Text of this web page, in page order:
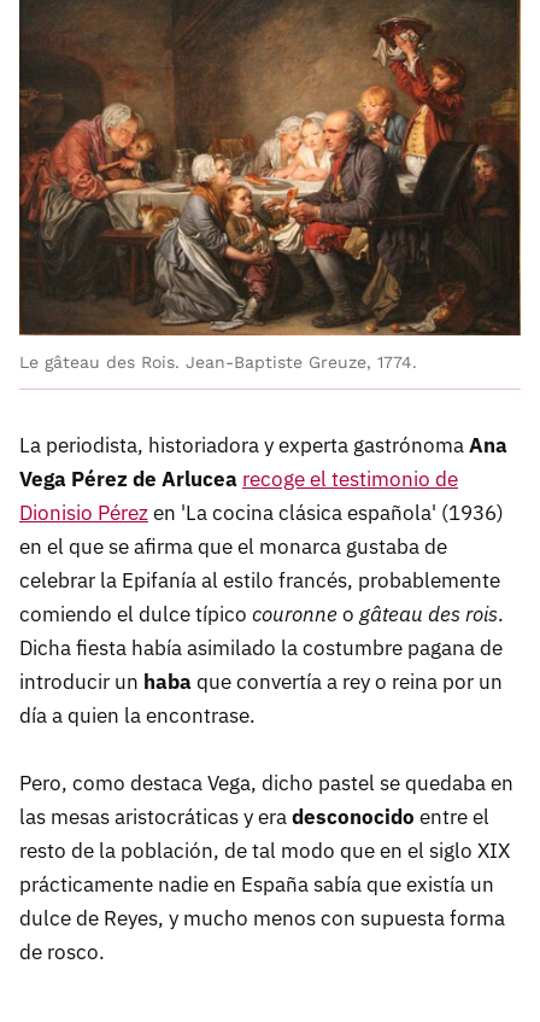
Le gâteau des Rois. Jean-Baptiste Greuze, 1774.
La periodista, historiadora y experta gastrónomaAna
Vega Pérez de Arlucea recoge el testimonio de
Dionisio Pérezen 'La cocina clásica española' (1936)
en el que se afirma que el monarca gustaba de
celebrar la Epifanía al estilo francés, probablemente
comiendo el dulce típico couronneo gâteau des rois.
Dicha fiesta había asimilado la costumbre pagana de
introducir un habaque convertía a rey o reina por un
día a quien la encontrase.
Pero, como destaca Vega, dicho pastel se quedaba en
las mesas aristocráticas y eradesconocido entre el
resto de la población, de tal modo que en el siglo XIX
prácticamente nadie en España sabía que existía un
dulce de Reyes, y mucho menos con supuesta forma
de rosco.